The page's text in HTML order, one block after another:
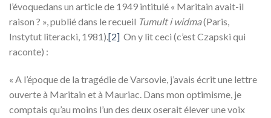
l’évoquedans un article de 1949 intitulé « Maritain avait-il
raison ? », publié dans le recueil Tumult i widma(Paris,
Instytut literacki, 1981).[2] On y lit ceci (c’est Czapski qui
raconte) :
« A l’époque de la tragédie de Varsovie, j’avais écrit une lettre
ouverte à Maritain et à Mauriac. Dans mon optimisme, je
comptais qu’au moins l’un des deux oserait élever une voix